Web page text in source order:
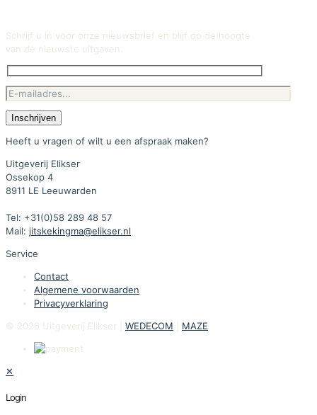
Schrijf u in voor onze nieuwsbrief en blijf op de hoogte
van de nieuwste uitgaven.
Heeft u vragen of wilt u een afspraak maken?
Uitgeverij Elikser
Ossekop 4
8911 LE Leeuwarden
Tel: +31(0)58 289 48 57
Mail: jitskekingma@elikser.nl
Service
Contact
Algemene voorwaarden
Privacyverklaring
© 2026 Uitgeverij Elikser | WEDECOM MAZE
✕
Login